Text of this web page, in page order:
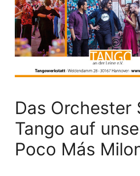
Das Orchester
Tango auf
Poco Más